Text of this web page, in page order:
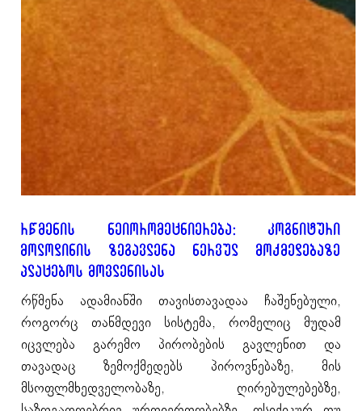
რწმენის ნეიორომეცნიერება: კოგნიტური
მოლოდინის ზეგავლენა ნერვულ მოქმედებაზე
პლაცებოს მოვლენისას
რწმენა ადამიანში თავისთავადაა ჩაშენებული,
როგორც თანმდევი სისტემა, რომელიც მუდამ
იცვლება გარემო პირობების გავლენით და
თავადაც ზემოქმედებს პიროვნებაზე, მის
მსოფლმხედველობაზე, ღირებულებებზე,